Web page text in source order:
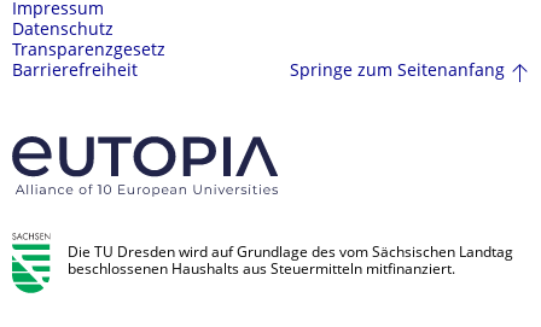
Impressum
Datenschutz
Transparenzgesetz
Barrierefreiheit
Springe zum Seitenanfang
Die TU Dresden wird auf Grundlage des vom Sächsischen Landtag
beschlossenen Haushalts aus Steuermitteln mitfinanziert.